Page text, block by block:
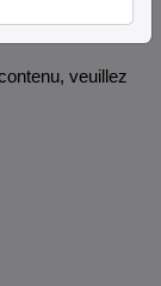
veuillez